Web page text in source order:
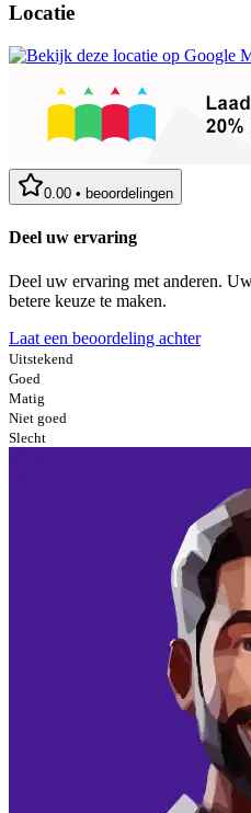
Locatie
0.00 • beoordelingen
Deel uw ervaring
Deel uw ervaring met anderen.
betere keuze te maken.
Laat een beoordeling achter
Uitstekend
Goed
Matig
Niet goed
Slecht